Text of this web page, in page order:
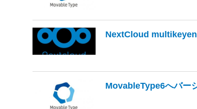
NextCloud
MovableType6へバー